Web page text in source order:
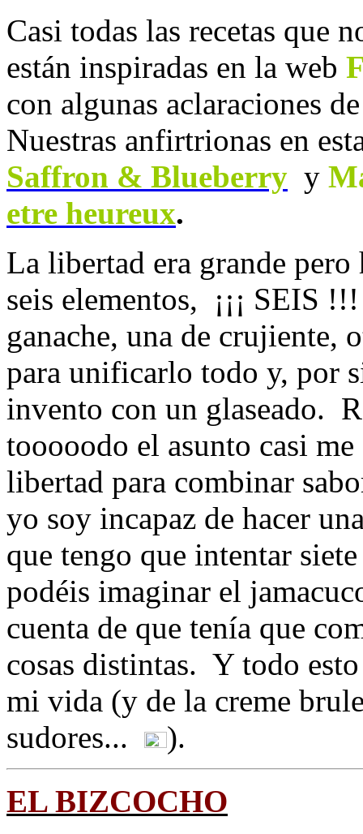
Casi todas las recetas que
están inspiradas en la web
con algunas aclaraciones
Nuestras anfirtrionas en
Saffron & Blueberry y
etre heureux.
La libertad era grande
seis elementos, ¡¡¡ SEIS
ganache, una de crujiente,
para unificarlo todo y, por
invento con un glaseado.
tooooodo el asunto casi
libertad para combinar
yo soy incapaz de hacer
que tengo que intentar
podéis imaginar el
cuenta de que tenía que
cosas distintas. Y todo
mi vida (y de la creme
sudores...
).
EL BIZCOCHO